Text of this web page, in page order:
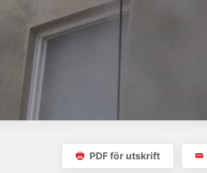
PDF för utskrift